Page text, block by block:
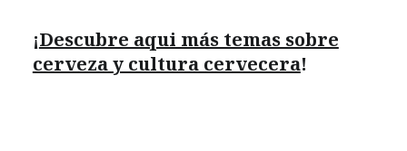
¡Descubre aqui más temas sobre
cerveza y cultura cervecera!